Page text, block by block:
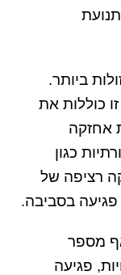
ביותר.
כוללות את
אחזקה
כגון
רציפה של
בסביבה.
אף מספר
פגיעה